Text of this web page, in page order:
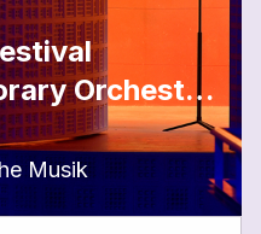
Orchestra
Musik